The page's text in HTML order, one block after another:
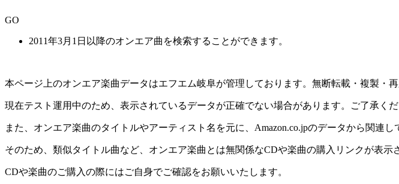
GO
2011年3月1日以降のオンエア曲を検索することができます。
本ページ上のオンエア楽曲データはエフエム岐阜が管理しております。無断転載・複製・再
現在テスト運用中のため、表示されているデータが正確でない場合があります。ご了承くだ
また、オンエア楽曲のタイトルやアーティスト名を元に、Amazon.co.jpのデータから関連
そのため、類似タイトル曲など、オンエア楽曲とは無関係なCDや楽曲の購入リンクが表示
CDや楽曲のご購入の際にはご自身でご確認をお願いいたします。